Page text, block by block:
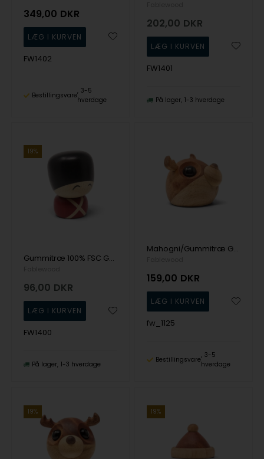
349,00 DKR
FW1402
Bestillingsvare
3-5
hverdage
202,00 DKR
FW1401
På lager 1-3 hverdage
19%
Gummitræ 100% FSC Gaveartikel fra Fablewood
96,00 DKR
FW1400
På lager 1-3 hverdage
Mahogni/Gummitræ Gaveartikel Pick-Me-Up's fra Fablewood
159,00 DKR
fw_1125
Bestillingsvare
3-5
hverdage
19% 19%